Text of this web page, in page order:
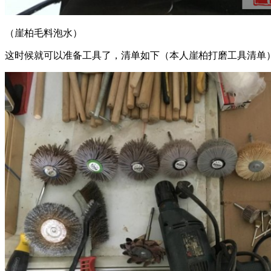
（崖柏毛料泡水）
这时候就可以准备工具了，清单如下（本人崖柏打磨工具清单